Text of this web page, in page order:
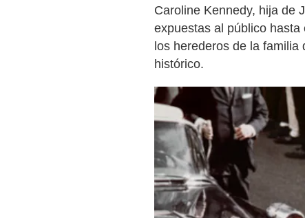
Caroline Kennedy, hija de
expuestas al público
los herederos de la familia
histórico.